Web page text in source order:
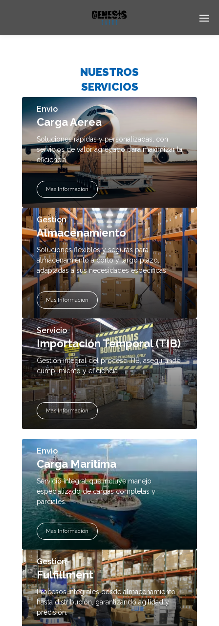
NUESTROS
SERVICIOS
Envio
Carga Aerea
Soluciones rápidas y personalizadas, con
servicios de valor agregado para maximizar la
eficiencia.
Mas Informacion
Gestion
Almacenamiento
Soluciones flexibles y seguras para
almacenamiento a corto y largo plazo,
adaptadas a sus necesidades específicas.
Mas Informacion
Servicio
Importación Temporal (TIB)
Gestión integral del proceso TIB, asegurando
cumplimiento y eficiencia.
Mas Informacion
Envio
Carga Maritima
Servicio integral que incluye manejo
especializado de cargas completas y
parciales.
Mas Informacion
Gestion
Fulfillment
Procesos integrales desde almacenamiento
hasta distribución, garantizando agilidad y
precisión.